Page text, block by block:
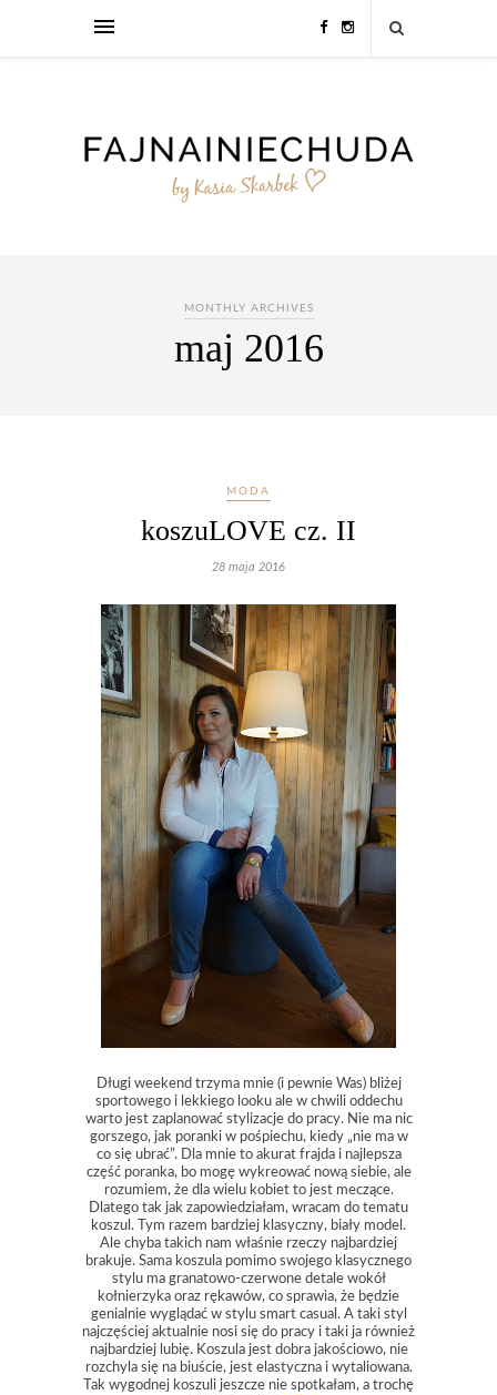
MONTHLY ARCHIVES
maj 2016
MODA
koszuLOVE cz. II
28 maja 2016
Długi weekend trzyma mnie (i pewnie Was) bliżej
sportowego i lekkiego looku ale w chwili oddechu
warto jest zaplanować stylizacje do pracy. Nie ma nic
gorszego, jak poranki w pośpiechu, kiedy „nie ma w
co się ubrać”. Dla mnie to akurat frajda i najlepsza
część poranka, bo mogę wykreować nową siebie, ale
rozumiem, że dla wielu kobiet to jest meczące.
Dlatego tak jak zapowiedziałam, wracam do tematu
koszul. Tym razem bardziej klasyczny, biały model.
Ale chyba takich nam właśnie rzeczy najbardziej
brakuje. Sama koszula pomimo swojego klasycznego
stylu ma granatowo-czerwone detale wokół
kołnierzyka oraz rękawów, co sprawia, że będzie
genialnie wyglądać w stylu smart casual. A taki styl
najczęściej aktualnie nosi się do pracy i taki ja również
najbardziej lubię. Koszula jest dobra jakościowo, nie
rozchyla się na biuście, jest elastyczna i wytaliowana.
Tak wygodnej koszuli jeszcze nie spotkałam, a trochę